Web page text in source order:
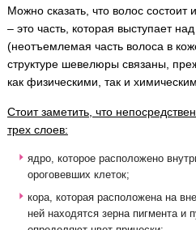
Можно сказать, что волос состоит
– это часть, которая выступает
(неотъемлемая часть волоса в
структуре шевелюры связаны,
как физическими, так и
Стоит заметить, что
трех слоев:
ядро, которое расположено
ороговевших клеток;
кора, которая расположена на
ней находятся зерна пигмента и